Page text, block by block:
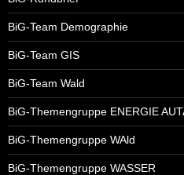
BiG-Team Demographie
BiG-Team GIS
BiG-Team Wald
BiG-Themengruppe ENERGIE
BiG-Themengruppe WAld
BiG-Themengruppe WASSER